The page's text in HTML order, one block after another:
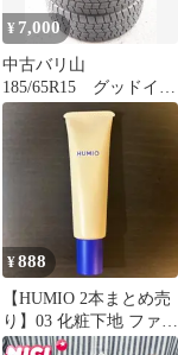
¥ 7,000
中古バリ山
185/65R15 グッドイヤ
ー アイスナビ７
2022年製 ４本 ノー
ト デミオ フリード
¥888
【HUMIO 2本まとめ売
り】03 化粧下地 ファン
デーション BBクリーム